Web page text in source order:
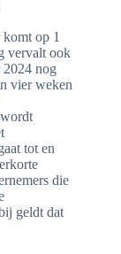
op 1
vervalt ook
2024 nog
vier weken
tot en
die
geldt dat